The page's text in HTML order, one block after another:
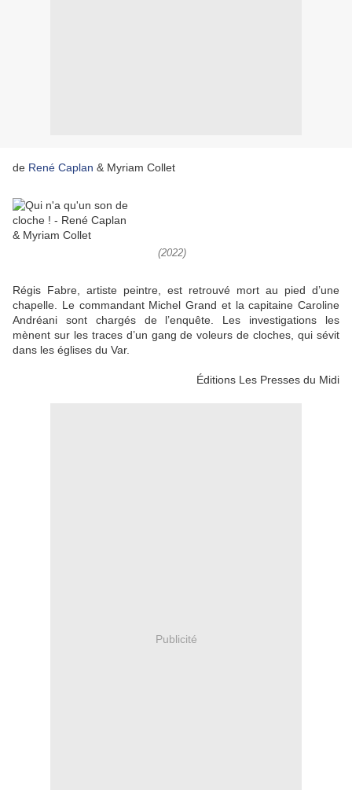
de René Caplan & Myriam Collet
(2022)
Régis Fabre, artiste peintre, est retrouvé mort au pied d’une
chapelle. Le commandant Michel Grand et la capitaine Caroline
Andréani sont chargés de l’enquête. Les investigations les
mènent sur les traces d’un gang de voleurs de cloches, qui sévit
dans les églises du Var.
Éditions Les Presses du Midi
Publicité